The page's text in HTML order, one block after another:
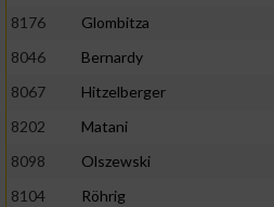
8176 Glombitza
8046
Bernardy
8067
Hitzelberger
8202
Matani
8098
Olszewski
8104
Röhrig